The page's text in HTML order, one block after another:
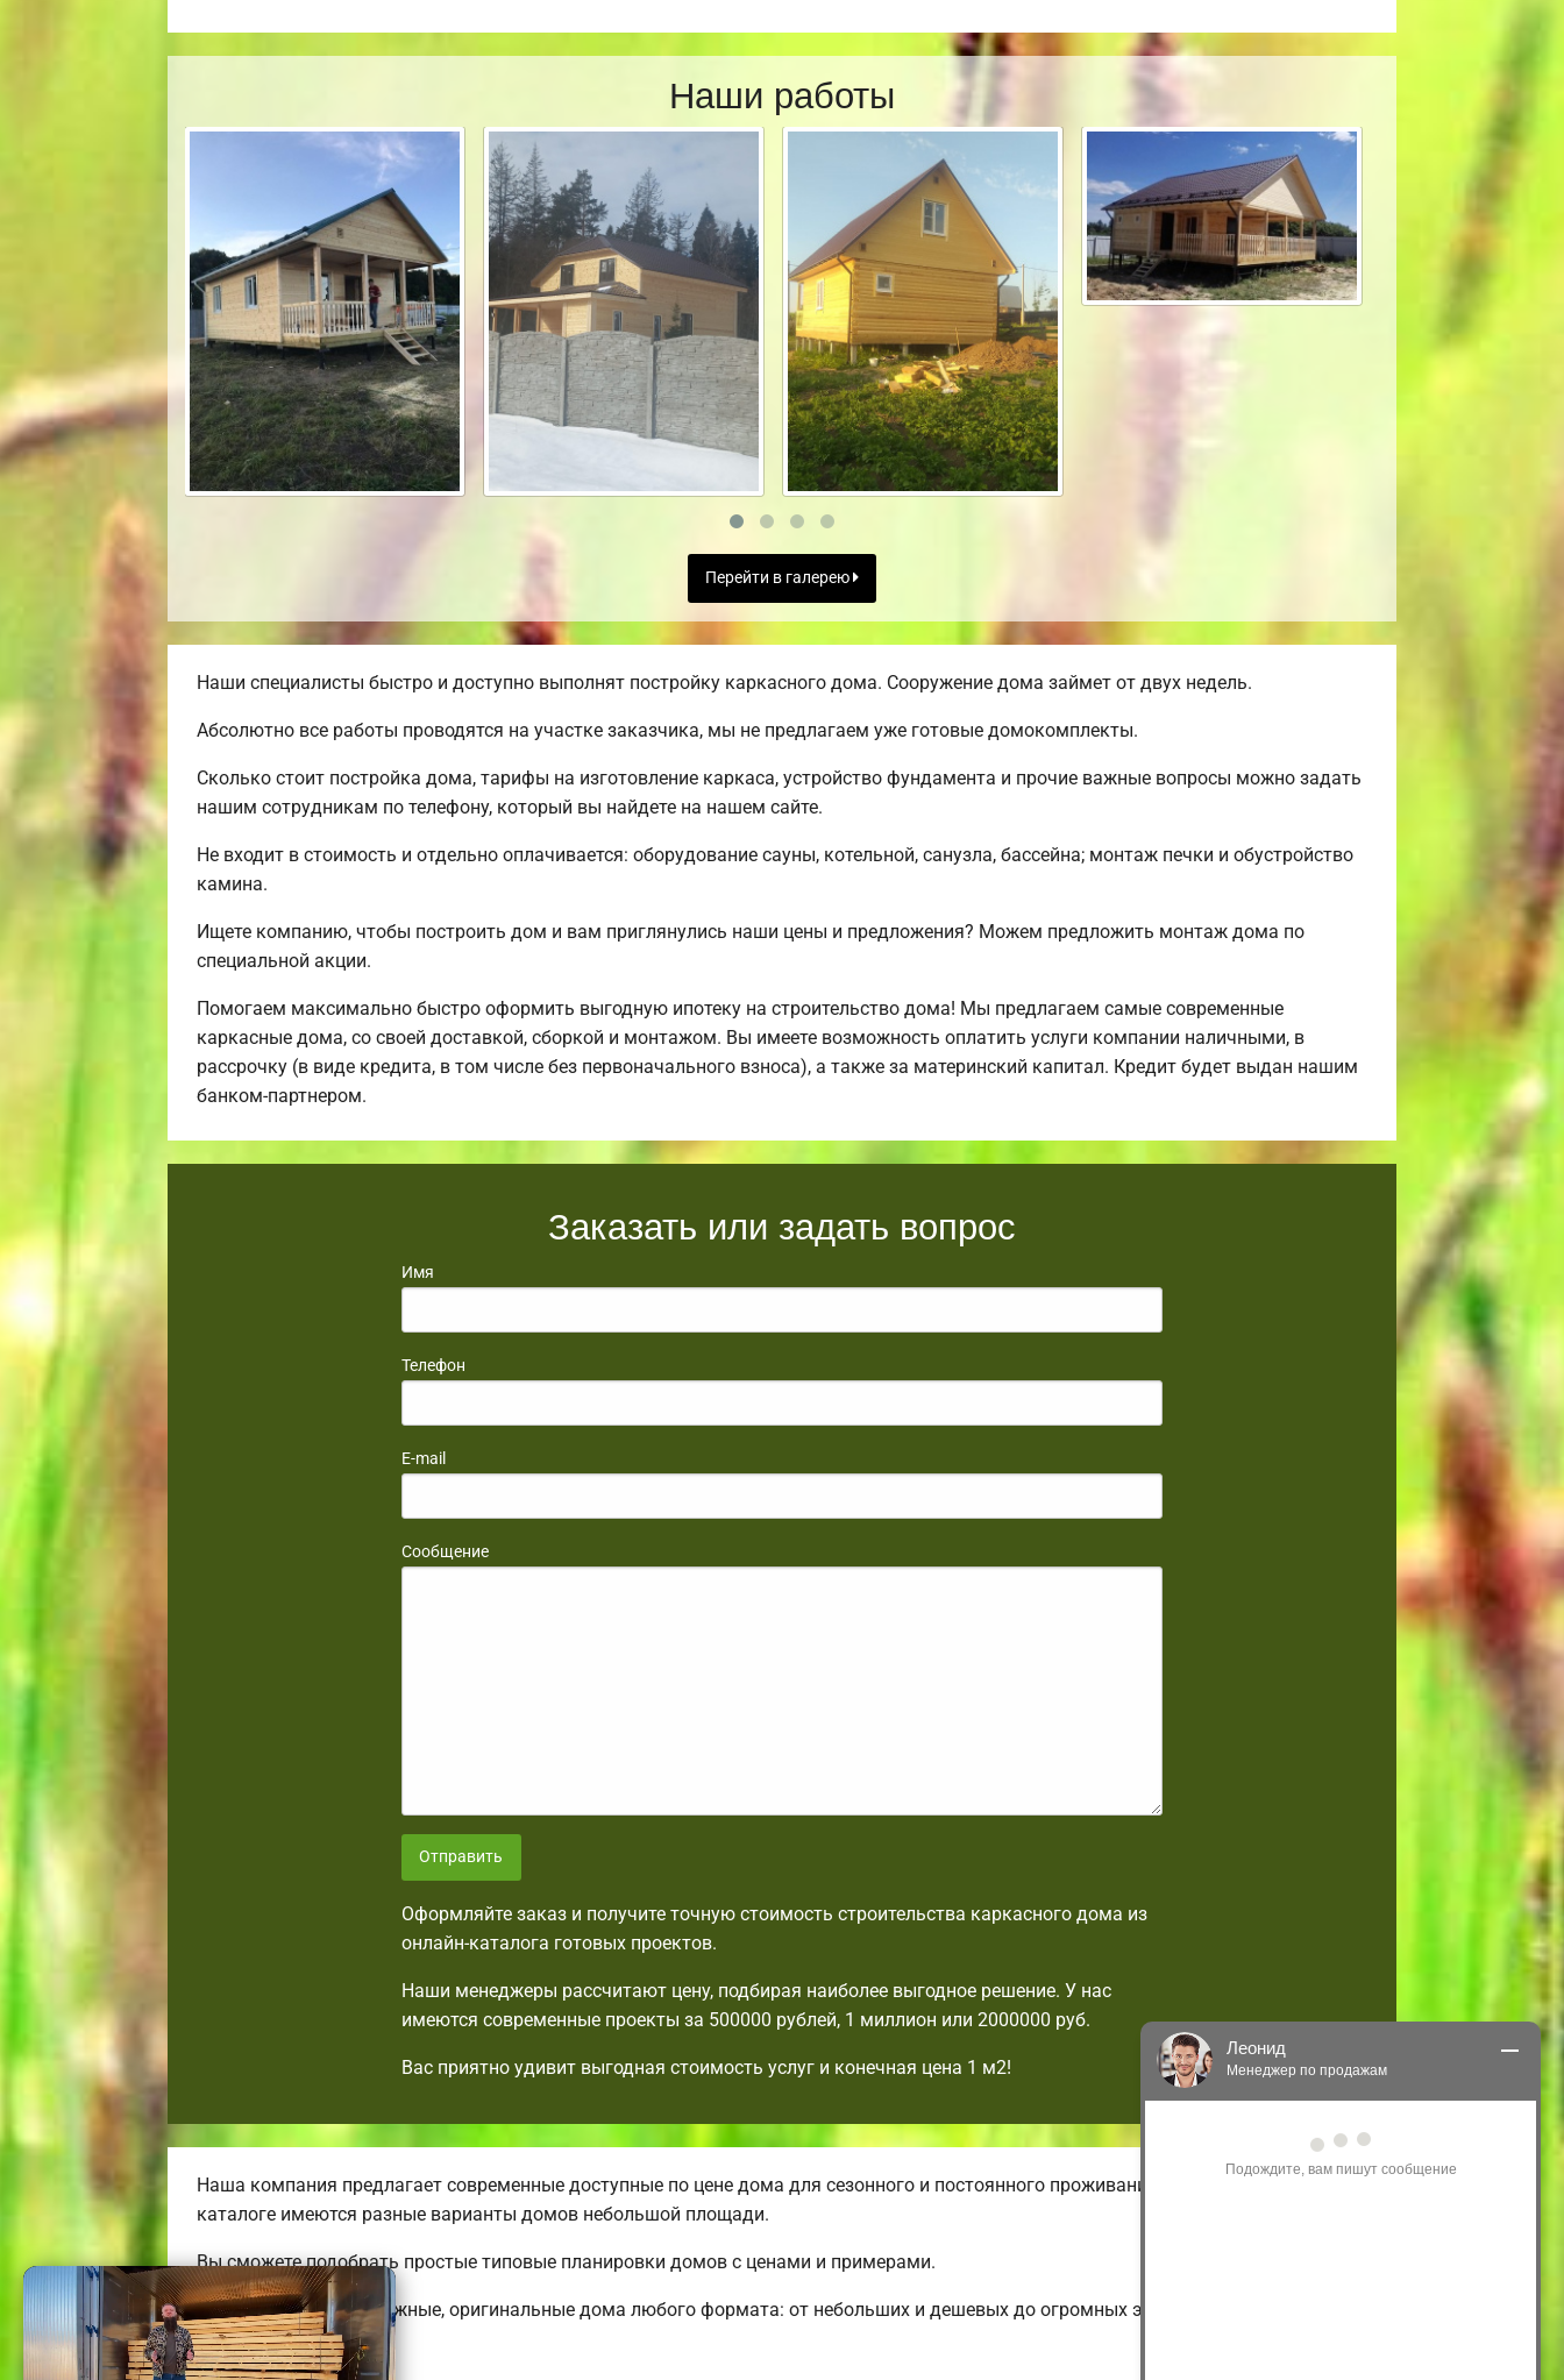
Наши работы
Перейти в галерею
Наши специалисты быстро и доступно выполнят постройку каркасного дома. Сооружение дома займет от двух недель.
Абсолютно все работы проводятся на участке заказчика, мы не предлагаем уже готовые домокомплекты.
Сколько стоит постройка дома, тарифы на изготовление каркаса, устройство фундамента и прочие важные вопросы можно задать
нашим сотрудникам по телефону, который вы найдете на нашем сайте.
Не входит в стоимость и отдельно оплачивается: оборудование сауны, котельной, санузла, бассейна; монтаж печки и обустройство
камина.
Ищете компанию, чтобы построить дом и вам приглянулись наши цены и предложения? Можем предложить монтаж дома по
специальной акции.
Помогаем максимально быстро оформить выгодную ипотеку на строительство дома! Мы предлагаем самые современные
каркасные дома, со своей доставкой, сборкой и монтажом. Вы имеете возможность оплатить услуги компании наличными, в
рассрочку (в виде кредита, в том числе без первоначального взноса), а также за материнский капитал. Кредит будет выдан нашим
банком-партнером.
Заказать или задать вопрос
Имя
Телефон
E-mail
Сообщение
Отправить
Оформляйте заказ и получите точную стоимость строительства каркасного дома из
онлайн-каталога готовых проектов.
Наши менеджеры рассчитают цену, подбирая наиболее выгодное решение. У нас
имеются современные проекты за 500000 рублей, 1 миллион или 2000000 руб.
Вас приятно удивит выгодная стоимость услуг и конечная цена 1 м2!
Наша компания предлагает современные доступные по цене дома для сезонного и постоянного проживания. В нашем онлайн-
каталоге имеются разные варианты домов небольшой площади.
Вы сможете подобрать простые типовые планировки домов с ценами и примерами.
Строим удобные, надежные, оригинальные дома любого формата: от небольших и дешевых до огромных энергоэффективных
коттеджей.
Леонид
Менеджер по продажам
Здравствуйте! Я могу
проконсультировать Вас по нашим
акциям и проектам.